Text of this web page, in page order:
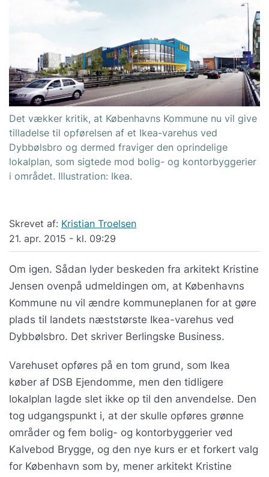
Det vækker kritik, at Københavns Kommune nu vil give
tilladelse til opførelsen af et Ikea-varehus ved
Dybbølsbro og dermed fraviger den oprindelige
lokalplan, som sigtede mod bolig- og kontorbyggerier
i området. Illustration: Ikea.
Skrevet af: Kristian Troelsen
21. apr. 2015 - kl. 09:29
Om igen. Sådan lyder beskeden fra arkitekt Kristine
Jensen ovenpå udmeldingen om, at Københavns
Kommune nu vil ændre kommuneplanen for at gøre
plads til landets næststørste Ikea-varehus ved
Dybbølsbro. Det skriver Berlingske Business.
Varehuset opføres på en tom grund, som Ikea
køber af DSB Ejendomme, men den tidligere
lokalplan lagde slet ikke op til den anvendelse. Den
tog udgangspunkt i, at der skulle opføres grønne
områder og fem bolig- og kontorbyggerier ved
Kalvebod Brygge, og den nye kurs er et forkert valg
for København som by, mener arkitekt Kristine